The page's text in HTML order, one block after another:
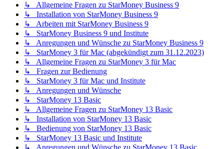
↳ Allgemeine Fragen zu StarMoney Business 9
↳ Installation von StarMoney Business 9
↳ Arbeiten mit StarMoney Business 9
↳ StarMoney Business 9 und Institute
↳ Anregungen und Wünsche zu StarMoney Business 9
↳ StarMoney 3 für Mac (abgekündigt zum 31.12.2023)
↳ Allgemeine Fragen zu StarMoney 3 für Mac
↳ Fragen zur Bedienung
↳ StarMoney 3 für Mac und Institute
↳ Anregungen und Wünsche
↳ StarMoney 13 Basic
↳ Allgemeine Fragen zu StarMoney 13 Basic
↳ Installation von StarMoney 13 Basic
↳ Bedienung von StarMoney 13 Basic
↳ StarMoney 13 Basic und Institute